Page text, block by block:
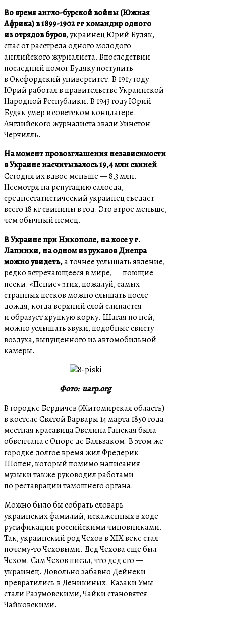
Во время англо-бурской войны (Южная
Африка) в 1899-1902 гг командир одного
из отрядов буров, украинец Юрий Будяк,
спас от расстрела одного молодого
английского журналиста. Впоследствии
последний помог Будяку поступить
в Оксфордский университет. В 1917 году
Юрий работал в правительстве Украинской
Народной Республики. В 1943 году Юрий
Будяк умер в советском концлагере.
Английского журналиста звали Уинстон
Черчилль.
На момент провозглашения независимости
в Украине насчитывалось 19,4 млн свиней.
Сегодня их вдвое меньше — 8,3 млн.
Несмотря на репутацию салоеда,
среднестатистический украинец съедает
всего 18 кг свинины в год. Это втрое меньше,
чем обычный немец.
В Украине при Никополе, на косе у г.
Лапинки, на одном из рукавов Днепра
можно увидеть,а точнее услышать явление,
редко встречающееся в мире, — поющие
пески. «Пение» этих, пожалуй, самых
странных песков можно слышать после
дождя, когда верхний слой слипается
и образует хрупкую корку. Шагая по ней,
можно услышать звуки, подобные свисту
воздуха, выпущенного из автомобильной
камеры.
Фото: uarp.org
В городке Бердичев (Житомирская область)
в костеле Святой Варвары 14 марта 1850 года
местная красавица Эвелина Ганская была
обвенчана с Оноре де Бальзаком. В этом же
городке долгое время жил Фредерик
Шопен, который помимо написания
музыки также руководил работами
по реставрации тамошнего органа.
Можно было бы собрать словарь
украинских фамилий, искаженных в ходе
русификации российскими чиновниками.
Так, украинский род Чехов в XIX веке стал
почему-то Чеховыми. Дед Чехова еще был
Чехом. Сам Чехов писал, что дед его —
украинец. Довольно забавно Дейнеки
превратились в Деникиных. Казаки Умы
стали Разумовскими, Чайки становятся
Чайковскими.